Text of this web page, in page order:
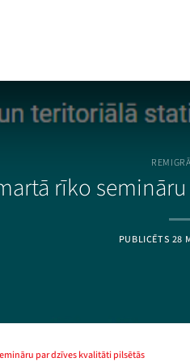
rīko
PUBLICĒTS 28
par dzīves kvalitāti pilsētās